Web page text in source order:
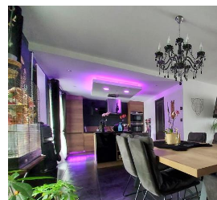
voir le
bien